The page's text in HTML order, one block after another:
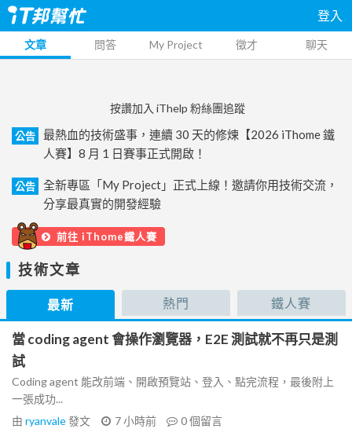
登入
文章 問答 My Project 徵才 聊天
按讚加入 iThelp 粉絲團追蹤
公告
最熱血的技術盛事，連續 30 天的修煉【2026 iThome 鐵
人賽】8 月 1 日賽事正式開啟！
公告
全新專區「My Project」正式上線！邀請你用技術交流，
分享最真實的開發經驗
前往 iThome鐵人賽
技術文章
最新 熱門 鐵人賽
當 coding agent 會操作瀏覽器，E2E 測試就不再只是測
試
Coding agent 能改前端、開啟預覽站、登入、點完流程，最後附上
一張成功...
由 ryanvale發文 7 小時前 0個留言